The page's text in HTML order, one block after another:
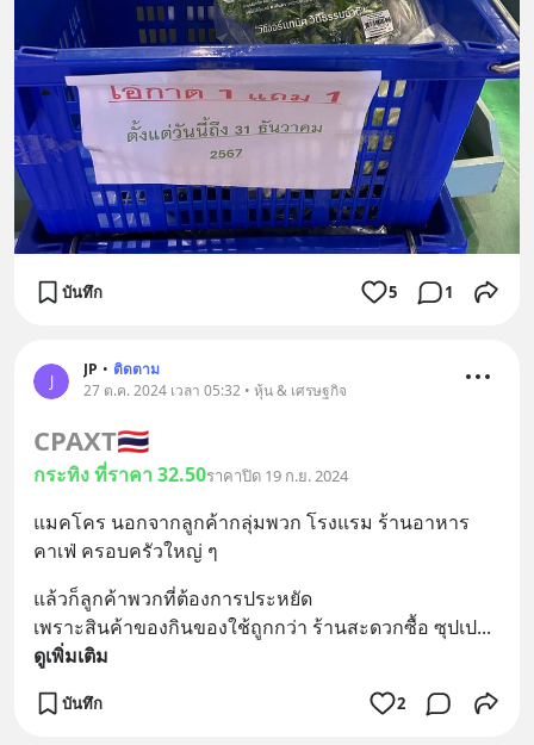
บันทึก 5 1
J
JP • ติดตาม
27 ต.ค. 2024 เวลา 05:32 • หุ้น & เศรษฐกิจ
CPAXT🇹🇭
กระทิง ที่ราคา 32.50ราคาปิด 19 ก.ย. 2024
แมคโคร นอกจากลูกค้ากลุ่มพวก โรงแรม ร้านอาหาร
คาเฟ่ ครอบครัวใหญ่ ๆ
แล้วก็ลูกค้าพวกที่ต้องการประหยัด
เพราะสินค้าของกินของใช้ถูกกว่า ร้านสะดวกซื้อ ซุปเป...
ดูเพิ่มเติม
บันทึก 2